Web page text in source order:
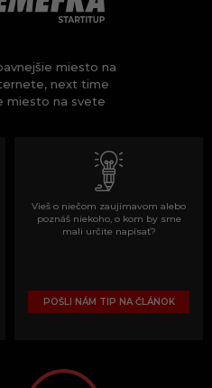
miesto na
next time
miesto na svete
Vieš o niečom zaujímavom alebo
poznáš niekoho, o kom by sme
mali určite napísať?
POŠLI NÁM TIP NA ČLÁNOK